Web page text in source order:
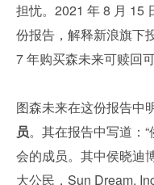
担忧。2021 年 8 月 15
份报告，解释新浪旗下
7 年购买森未来可赎回
图森未来在这份报告中
员。其在报告中写道：
会的成员。其中侯晓迪
大公民，Sun Dream,